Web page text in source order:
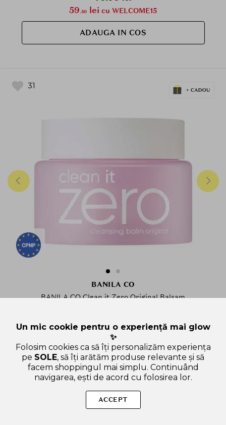
59.50 lei cu WELCOME15
ADAUGA IN COS
31
BANILA CO
BANILA CO Clean it Zero Original Balsam
94 de review-uri
IN STOC 25 ml
50.00lei
42.50leicu WELCOME15
ADAUGA IN COS
Un mic cookie pentru o experiență mai glow
✨
Folosim cookies ca să îți personalizăm experiența
pe SOLE, să îți arătăm produse relevante și să
facem shoppingul mai simplu. Continuând
navigarea, ești de acord cu folosirea lor.
ACCEPT